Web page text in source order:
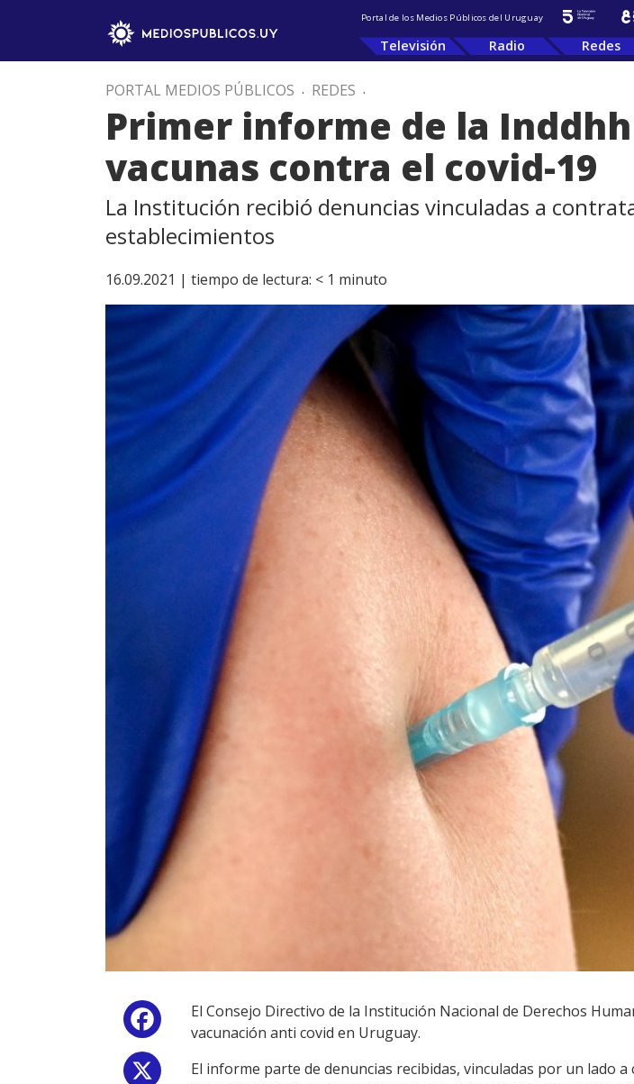
Portal de los Medios Públicos del Uruguay
Televisión Radio Redes
PORTAL MEDIOS PÚBLICOS . REDES .
Primer informe de la
vacunas contra el covid-19
La Institución recibió denuncias vinculadas a
establecimientos
16.09.2021 | tiempo de lectura: < 1 minuto
Facebook
El Consejo Directivo de la Institución Nacional de Derechos
vacunación anti covid en Uruguay.
El informe parte de denuncias recibidas, vinculadas por un lado